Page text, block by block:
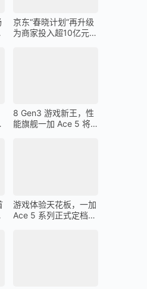
京东“春晓计划”再升级
为商家投入超10亿元广
8 Gen3 游戏新王，性
能旗舰一加 Ace 5 将
游戏体验天花板，一加
Ace 5 系列正式定档